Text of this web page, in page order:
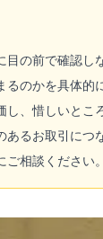
目の前で確認し
のかを具体的
し、惜しいとこ
あるお取引につ
相談ください。